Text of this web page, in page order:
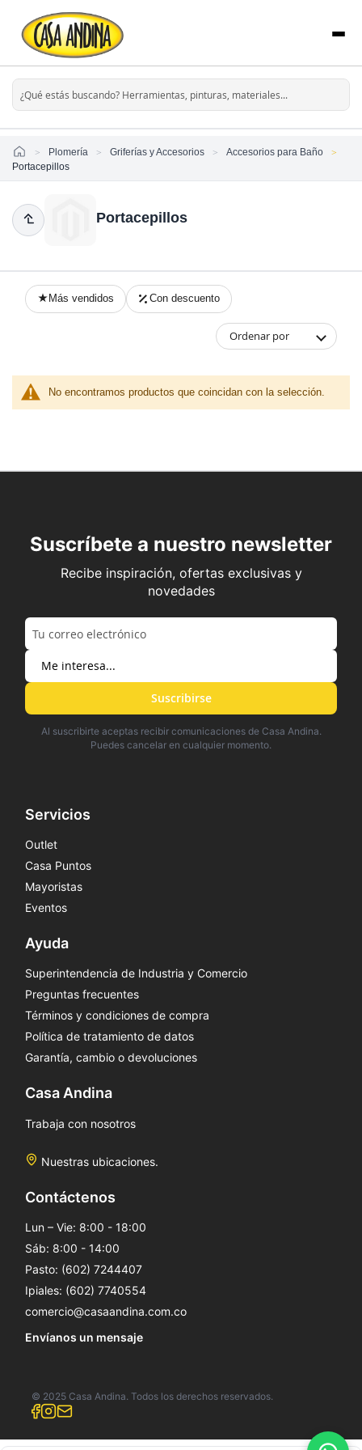
HomePlomería Griferías y Accesorios
Accesorios para Baño
Portacepillos
Portacepillos
Más vendidos Con descuento
Ordenar por
No encontramos productos que coincidan con la selección.
Suscríbete a nuestro newsletter
Recibe inspiración, ofertas exclusivas y
novedades
Suscribirse
Al suscribirte aceptas recibir comunicaciones de Casa Andina.
Puedes cancelar en cualquier momento.
Servicios
Outlet
Casa Puntos
Mayoristas
Eventos
Ayuda
Superintendencia de Industria y Comercio
Preguntas frecuentes
Términos y condiciones de compra
Política de tratamiento de datos
Garantía, cambio o devoluciones
Casa Andina
Trabaja con nosotros
Nuestras ubicaciones.
Contáctenos
Lun – Vie: 8:00 - 18:00
Sáb: 8:00 - 14:00
Pasto: (602) 7244407
Ipiales: (602) 7740554
comercio@casaandina.com.co
Envíanos un mensaje
© 2025 Casa Andina. Todos los derechos reservados.